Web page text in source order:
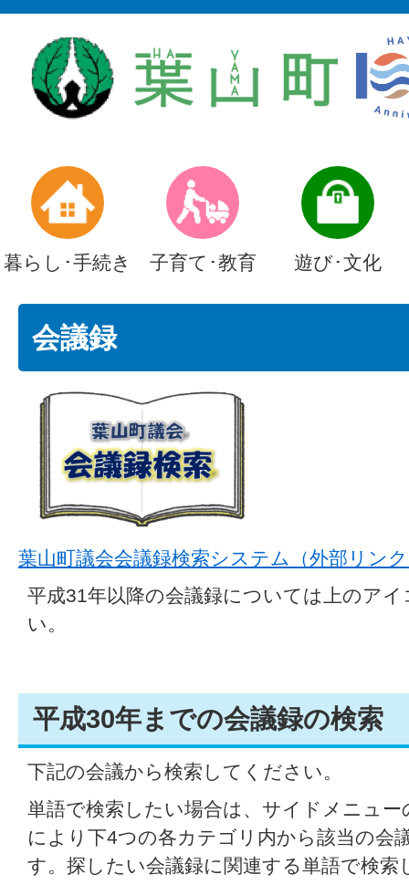
暮らし･手続き 子育て･教育 遊び･文化
会議録
葉山町議会会議録検索システム（外部リン
平成31年以降の会議録については上のア
い。
平成30年までの会議録の検索
下記の会議から検索してください。
単語で検索したい場合は、サイドメニュ
により下4つの各カテゴリ内から該当の会
す。探したい会議録に関連する単語で検索